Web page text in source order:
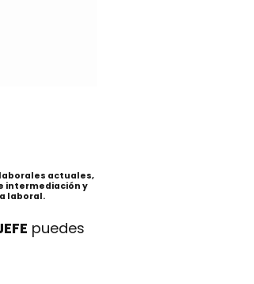
actuales,
intermediación y
laboral.
puedes